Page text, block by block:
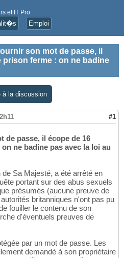
et IT Pro
Emploi
son mot de passe, il
prison ferme : on ne badine
à la discussion
#1
de passe, il écope de 16
ne badine pas avec la loi au
Sa Majesté, a été arrêté en
portant sur des abus sexuels
présumés (aucune preuve de
britanniques n'ont pas pu
fouiller le contenu de son
d'éventuels preuves de
par un mot de passe. Les
demandé à son propriétaire